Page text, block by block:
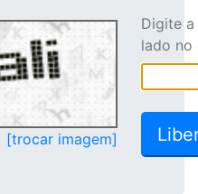
[trocar imagem]
Digite
lado no